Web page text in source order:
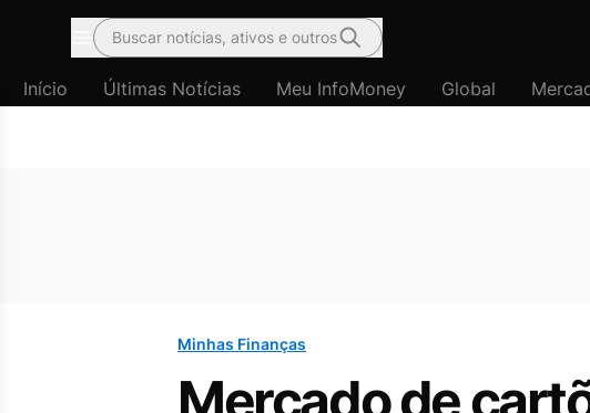
Menu
Buscar notícias, ativos e outros
Início Últimas Notícias Meu InfoMoney Global
Minhas Finanças